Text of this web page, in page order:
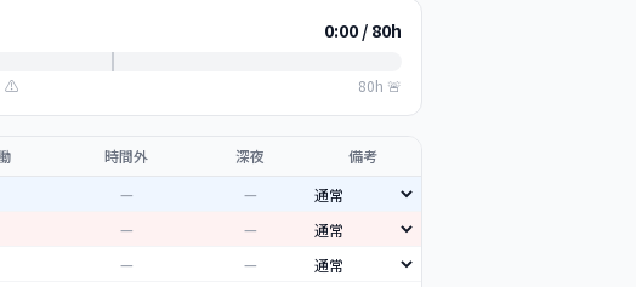
0:00 / 80h
⚠ 80h 🚨
時間外 深夜
備考
—
—
—
—
—
—